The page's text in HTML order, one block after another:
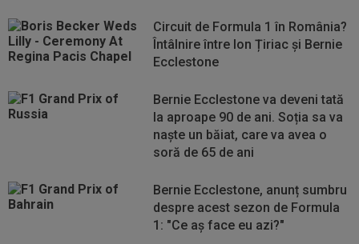
Circuit de Formula 1 în România?
Întâlnire între Ion Țiriac și Bernie
Ecclestone
Bernie Ecclestone va deveni tată
la aproape 90 de ani. Soția sa va
naște un băiat, care va avea o
soră de 65 de ani
Bernie Ecclestone, anunț sumbru
despre acest sezon de Formula
1: "Ce aş face eu azi?"